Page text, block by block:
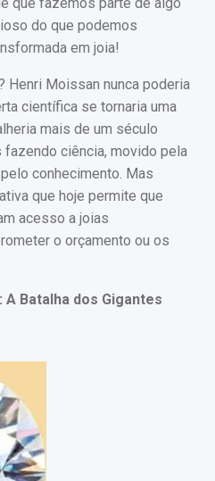
do que podemos
em joia!
Henri Moissan nunca poderia
científica se tornaria uma
mais de um século
ciência, movido pela
conhecimento. Mas
que hoje permite que
acesso a joias
o orçamento ou os
Batalha dos Gigantes